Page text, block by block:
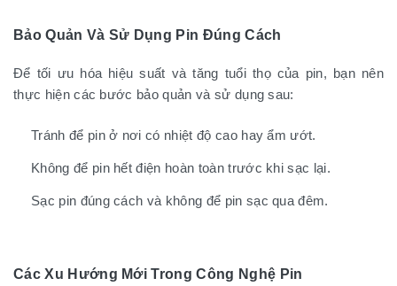
Bảo Quản Và Sử Dụng Pin Đúng Cách
Để tối ưu hóa hiệu suất và tăng tuổi thọ của pin, bạn nên
thực hiện các bước bảo quản và sử dụng sau:
Tránh để pin ở nơi có nhiệt độ cao hay ẩm ướt.
Không để pin hết điện hoàn toàn trước khi sạc lại.
Sạc pin đúng cách và không để pin sạc qua đêm.
Các Xu Hướng Mới Trong Công Nghệ Pin